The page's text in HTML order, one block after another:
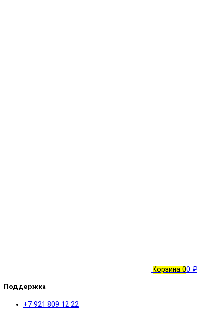
Корзина 00 ₽
Поддержка
+7 921 809 12 22